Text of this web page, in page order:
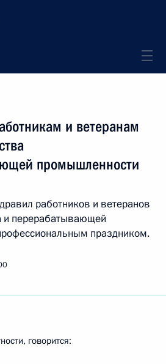
и ветеранам
промышленности
работников и ветеранов
и перерабатывающей
праздником.
говорится: